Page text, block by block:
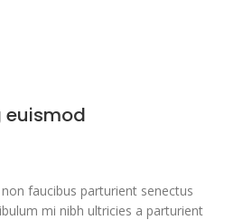
euismod
faucibus parturient senectus
mi nibh ultricies a parturient